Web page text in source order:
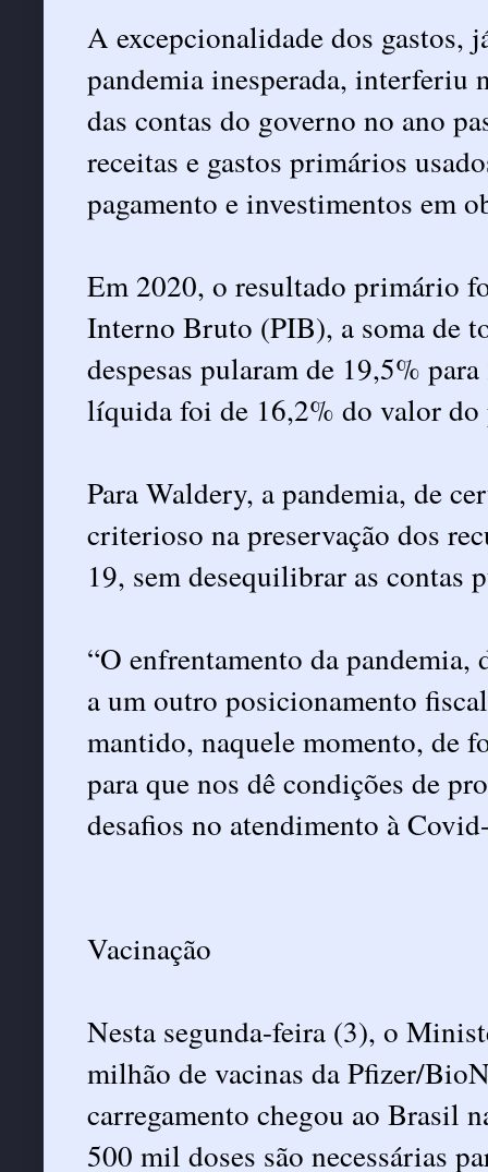
A excepcionalidade dos gastos,
pandemia inesperada, interferiu
das contas do governo no ano
receitas e gastos primários
pagamento e investimentos em
Em 2020, o resultado primário
Interno Bruto (PIB), a soma de
despesas pularam de 19,5%
líquida foi de 16,2% do valor
Para Waldery, a pandemia, de
criterioso na preservação dos
19, sem desequilibrar as contas
“O enfrentamento da
a um outro posicionamento
mantido, naquele momento, de
para que nos dê condições de
desafios no atendimento à
Vacinação
Nesta segunda-feira (3), o
milhão de vacinas da Pfizer/
carregamento chegou ao Brasil
500 mil doses são necessárias